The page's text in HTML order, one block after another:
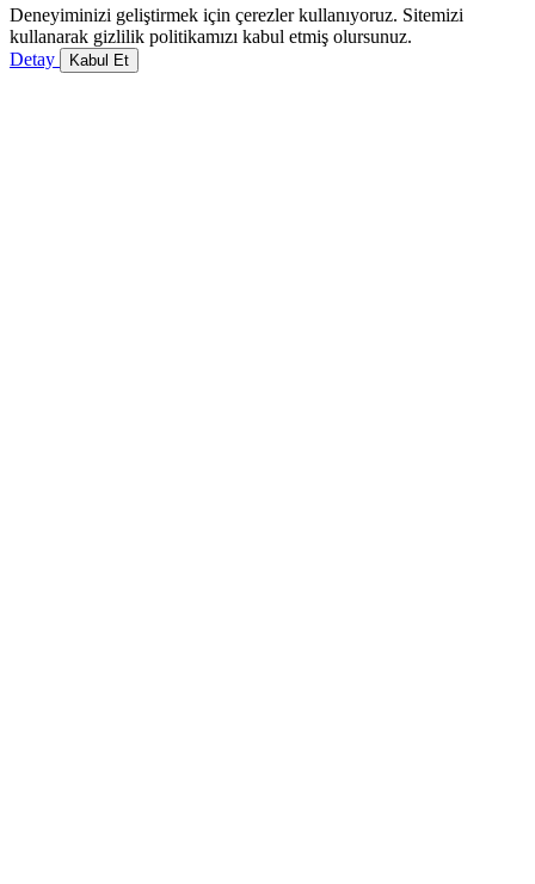
Deneyiminizi geliştirmek için çerezler kullanıyoruz. Sitemizi
kullanarak gizlilik politikamızı kabul etmiş olursunuz.
Detay
Kabul Et